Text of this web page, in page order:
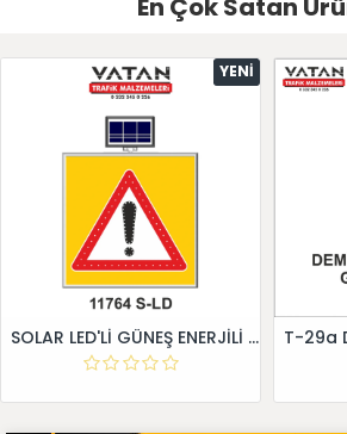
En Çok Satan
YENI
SOLAR LED'Lİ GÜNEŞ ENERJİLİ LEVHA